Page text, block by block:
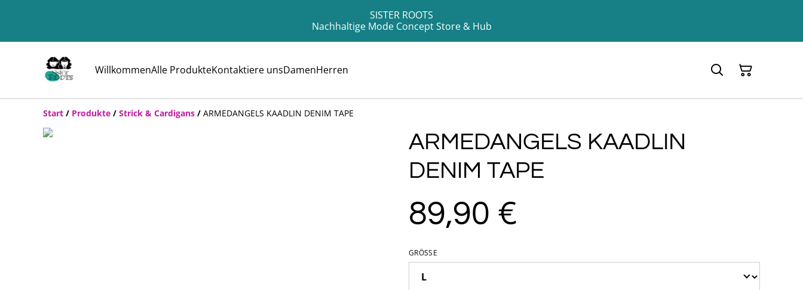
SISTER ROOTS
Nachhaltige Mode Concept Store & Hub
WillkommenAlle ProdukteKontaktiere unsDamenHerren
Start / Produkte / Strick & Cardigans / ARMEDANGELS KAADLIN DENIM TAPE
ARMEDANGELS KAADLIN
DENIM TAPE
89,90 €
GRÖSSE